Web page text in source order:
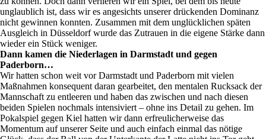
unglaublich ist, dass wir es angesichts unserer drückenden Dominanz
nicht gewinnen konnten. Zusammen mit dem unglücklichen späten
Ausgleich in Düsseldorf wurde das Zutrauen in die eigene Stärke dann
wieder ein Stück weniger.
Dann kamen die Niederlagen in Darmstadt und gegen
Paderborn…
Wir hatten schon weit vor Darmstadt und Paderborn mit vielen
Maßnahmen konsequent daran gearbeitet, den mentalen Rucksack der
Mannschaft zu entleeren und haben das zwischen und nach diesen
beiden Spielen nochmals intensiviert – ohne ins Detail zu gehen. Im
Pokalspiel gegen Kiel hatten wir dann erfreulicherweise das
Momentum auf unserer Seite und auch einfach einmal das nötige